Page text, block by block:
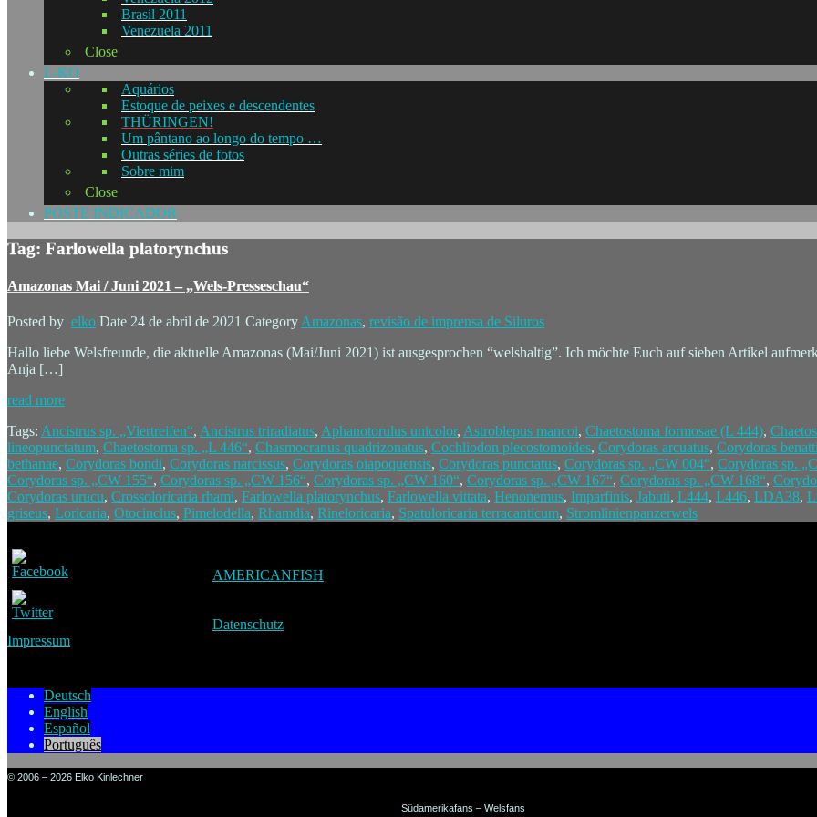
Brasil 2011
Venezuela 2011
Close
L-KO
Aquários
Estoque de peixes e descendentes
THÜRINGEN!
Um pântano ao longo do tempo …
Outras séries de fotos
Sobre mim
Close
POSTE INDICADOR
Tag: Farlowella platorynchus
Amazonas Mai / Juni 2021 – „Wels-Presseschau“
Posted by elko Date 24 de abril de 2021 Category Amazonas, revisão de imprensa de Siluros
Hallo liebe Welsfreunde, die aktuelle Amazonas (Mai/Juni 2021) ist ausgesprochen “welshaltig”. Ich möchte Euch auf sieben Artikel
Anja […]
read more
Tags: Ancistrus sp. „Viertreifen“, Ancistrus triradiatus, Aphanotorulus unicolor, Astroblepus mancoi, Chaetostoma formosae (L 444),
lineopunctatum, Chaetostoma sp. „L 446“, Chasmocranus quadrizonatus, Cochliodon plecostomoides, Corydoras arcuatus, Corydoras
bethanae, Corydoras bondi, Corydoras narcissus, Corydoras oiapoquensis, Corydoras punctatus, Corydoras sp. „CW 004“, Corydoras sp.
Corydoras sp. „CW 155“, Corydoras sp. „CW 156“, Corydoras sp. „CW 160“, Corydoras sp. „CW 167“, Corydoras sp. „CW 168“,
Corydoras urucu, Crossoloricaria rhami, Farlowella platorynchus, Farlowella vittata, Henonemus, Imparfinis, Jabuti, L444, L446, LDA38,
griseus, Loricaria, Otocinclus, Pimelodella, Rhamdia, Rineloricaria, Spatuloricaria terracanticum, Stromlinienpanzerwels
AMERICANFISH
Datenschutz
Impressum
Deutsch
English
Español
Português
© 2006 – 2026 Elko Kinlechner
Südamerikafans – Welsfans